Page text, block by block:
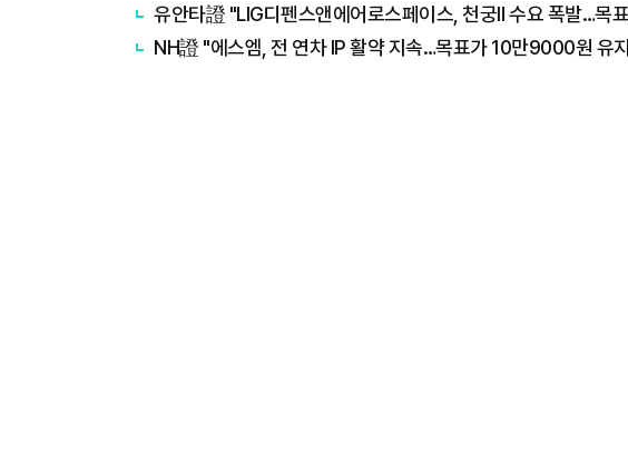
유안타證 "LIG디펜스앤에어로스페이스, 천궁Ⅱ 수요 폭발…목
NH證 "에스엠, 전 연차 IP 활약 지속…목표가 10만9000원 유